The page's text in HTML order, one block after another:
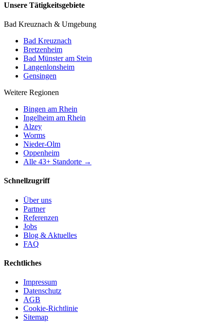
Unsere Tätigkeitsgebiete
Bad Kreuznach & Umgebung
Bad Kreuznach
Bretzenheim
Bad Münster am Stein
Langenlonsheim
Gensingen
Weitere Regionen
Bingen am Rhein
Ingelheim am Rhein
Alzey
Worms
Nieder-Olm
Oppenheim
Alle 43+ Standorte →
Schnellzugriff
Über uns
Partner
Referenzen
Jobs
Blog & Aktuelles
FAQ
Rechtliches
Impressum
Datenschutz
AGB
Cookie-Richtlinie
Sitemap